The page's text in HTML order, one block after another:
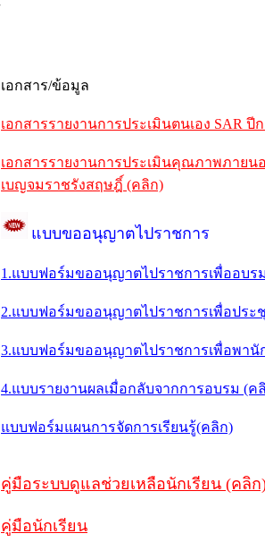
เอกสาร/ข้อมูล
เอกสารรายงานการประเมินตนเอง SAR
เอกสารรายงานการประเมินคุณภาพภายน
เบญจมราชรังสฤษฎิ์ (คลิก)
แบบขออนุญาตไปราชการ
1.แบบฟอร์มขออนุญาตไปราชการเพื่ออบร
2.แบบฟอร์มขออนุญาตไปราชการเพื่อปร
3.แบบฟอร์มขออนุญาตไปราชการเพื่อพานั
4.แบบรายงานผลเมื่อกลับจากการอบรม (ค
แบบฟอร์มแผนการจัดการเรียนรู้(คลิก)
คู่มือระบบดูแลช่วยเหลือนักเรียน (คลิก
คู่มือนักเรียน